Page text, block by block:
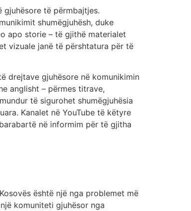
gjuhësore të përmbajtjes.
shumëgjuhësh, duke
apo storie – të gjithë materialet
vizuale janë të përshtatura për të
drejtave gjuhësore në komunikimin
anglisht – përmes titrave,
të sigurohet shumëgjuhësia
Kanalet në YouTube të këtyre
në informim për të gjitha
është një nga problemet më
komuniteti gjuhësor nga